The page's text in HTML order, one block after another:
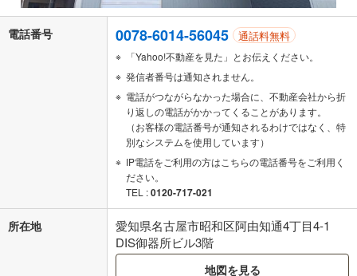
電話番号 0078-6014-56045 通話料無料
「Yahoo!不動産を見た」とお伝えください。
発信者番号は通知されません。
電話がつながらなかった場合に、不動産会社から折
り返しの電話がかかってくることがあります。
（お客様の電話番号が通知されるわけではなく、特
別なシステムを使用しています）
IP電話をご利用の方はこちらの電話番号をご利用く
ださい。
TEL :0120-717-021
所在地
愛知県名古屋市昭和区阿由知通4丁目4-1
DIS御器所ビル3階
地図を見る